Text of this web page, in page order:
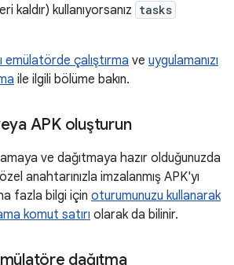
kaldır) kullanıyorsanız tasks
emülatörde çalıştırma ve uygulamanızı
ile ilgili bölüme bakın.
APK oluşturun
ve dağıtmaya hazır olduğunuzda
anahtarınızla imzalanmış APK'yı
fazla bilgi için oturumunuzu kullanarak
komut satırı olarak da bilinir.
dağıtma